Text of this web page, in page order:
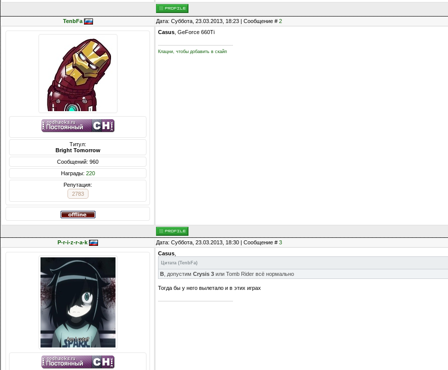
TenbFa Дата: Суббота, 23.03.2013, 18:23 | Сообщение # 2
Титул:
Bright Tomorrow
Сообщений: 960
Награды: 220
Репутация:
2783
Casus , GeForce 660Ti
Клацни, чтобы добавить в скайп
P-r-i-z-r-a-k Дата: Суббота, 23.03.2013, 18:30 | Сообщение # 3
Casus
Цитата (TenbFa)
В , допустим Crysis 3 или Tomb Rider всё нормально
Тогда бы у него вылетало и в этих играх